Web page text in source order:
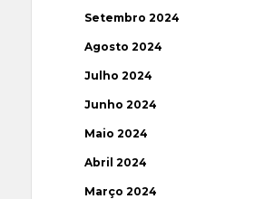
Setembro 2024
Agosto 2024
Julho 2024
Junho 2024
Maio 2024
Abril 2024
Março 2024